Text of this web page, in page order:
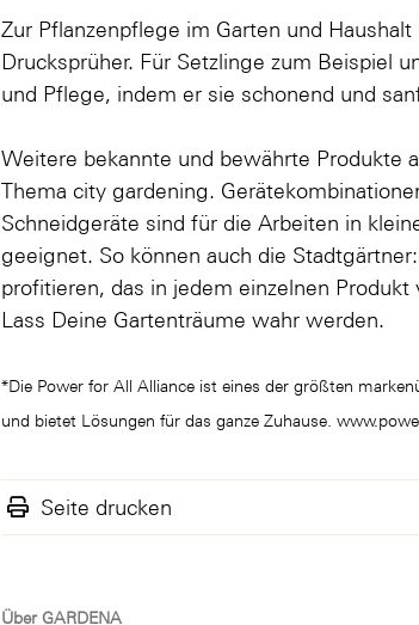
Zur Pflanzenpflege im Garten und
Drucksprüher. Für Setzlinge zum Beispiel
und Pflege, indem er sie schonend und
Weitere bekannte und bewährte Produkte
Thema city gardening.
Schneidgeräte sind für die Arbeiten in
geeignet. So können auch die
profitieren, das in jedem einzelnen
Lass Deine Gartenträume wahr werden.
*Die Power for All Alliance ist eines der größten
und bietet Lösungen für das ganze Zuhause.
Seite drucken
Über GARDENA